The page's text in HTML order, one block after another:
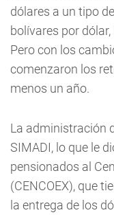
dólares a un tipo
bolívares por
Pero con los
comenzaron los
menos un año.
La administración
SIMADI, lo que le
pensionados al
(CENCOEX), que
la entrega de los